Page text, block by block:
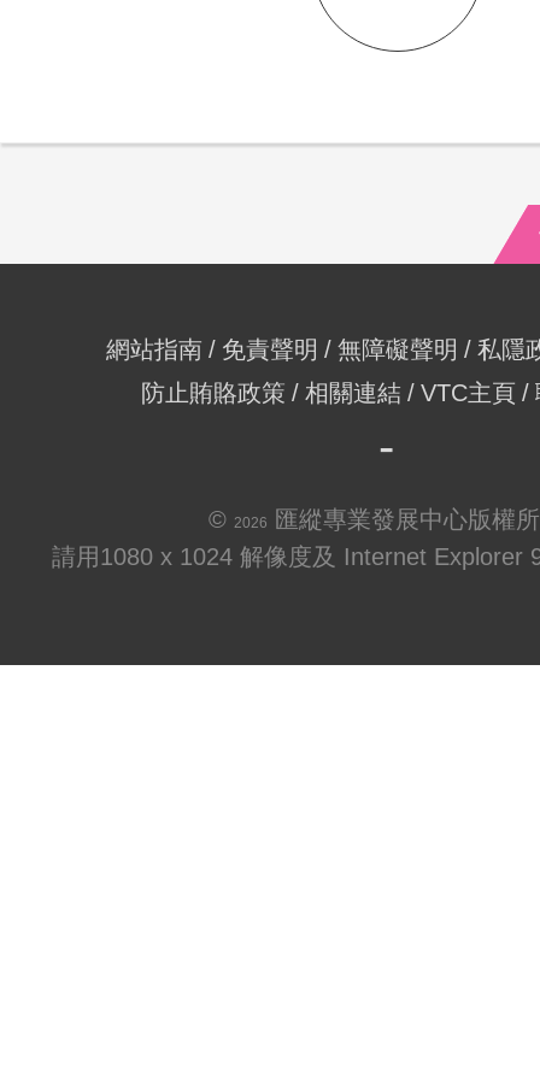
網站指南 免責聲明 無障礙聲明
私隱
防止賄賂政策
相關連結 VTC主頁
© 2026
匯縱專業發展中心版權
請用1080 x 1024 解像度及 Internet Explorer